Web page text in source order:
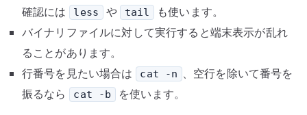
確認には
less や tail
も使います。
バイナリファイルに対して実行すると端末表示が乱れ
ることがあります。
行番号を見たい場合は
cat -n 、空行を除いて番号を
振るなら
cat -b を使います。